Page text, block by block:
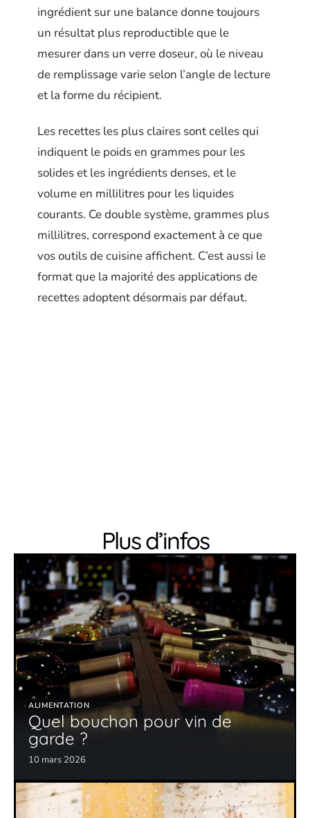
ingrédient sur une balance donne toujours
un résultat plus reproductible que le
mesurer dans un verre doseur, où le niveau
de remplissage varie selon l’angle de lecture
et la forme du récipient.
Les recettes les plus claires sont celles qui
indiquent le poids en grammes pour les
solides et les ingrédients denses, et le
volume en millilitres pour les liquides
courants. Ce double système, grammes plus
millilitres, correspond exactement à ce que
vos outils de cuisine affichent. C’est aussi le
format que la majorité des applications de
recettes adoptent désormais par défaut.
Plus d’infos
ALIMENTATION
Quel bouchon pour vin de
garde ?
10 mars 2026